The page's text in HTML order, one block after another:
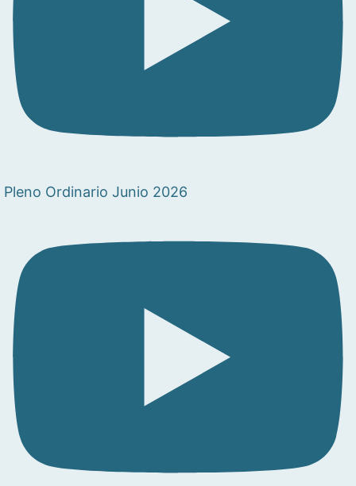
Pleno Ordinario Junio 2026